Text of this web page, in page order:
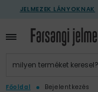
JELMEZEK LÁNYOKNAK
Főoldal Bejelentkezés